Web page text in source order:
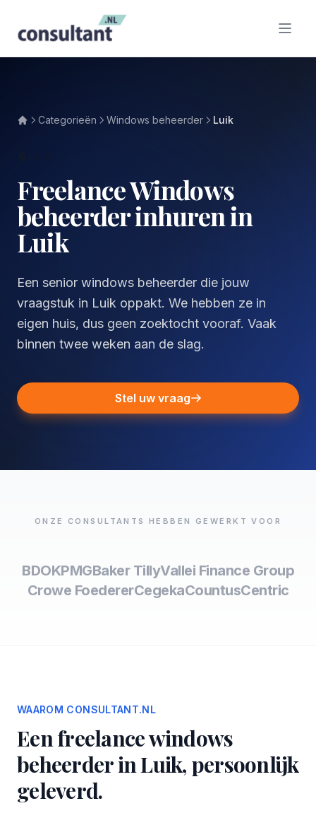
Categorieën Windows beheerder Luik
Freelance Windows
beheerder inhuren in
Luik
Een senior windows beheerder die jouw
vraagstuk in Luik oppakt. We hebben ze in
eigen huis, dus geen zoektocht vooraf. Vaak
binnen twee weken aan de slag.
Stel uw vraag
ONZE CONSULTANTS HEBBEN GEWERKT VOOR
BDOKPMGBaker TillyVallei Finance Group
Crowe FoedererCegekaCountusCentric
WAAROM CONSULTANT.NL
Een freelance windows
beheerder in Luik, persoonlijk
geleverd.